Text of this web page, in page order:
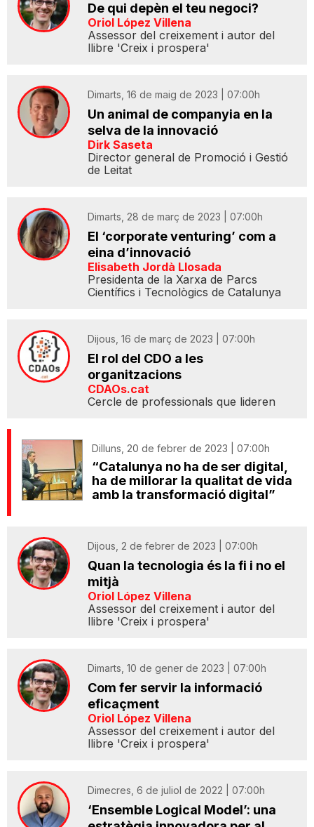
De qui depèn el teu negoci?
Oriol López Villena
Assessor del creixement i autor del
llibre 'Creix i prospera'
Dimarts, 16 de maig de 2023 | 07:00h
Un animal de companyia en la
selva de la innovació
Dirk Saseta
Director general de Promoció i Gestió
de Leitat
Dimarts, 28 de març de 2023 | 07:00h
El ‘corporate venturing’ com a
eina d’innovació
Elisabeth Jordà Llosada
Presidenta de la Xarxa de Parcs
Científics i Tecnològics de Catalunya
Dijous, 16 de març de 2023 | 07:00h
El rol del CDO a les
organitzacions
CDAOs.cat
Cercle de professionals que lideren
Dilluns, 20 de febrer de 2023 | 07:00h
“Catalunya no ha de ser digital,
ha de millorar la qualitat de vida
amb la transformació digital”
Dijous, 2 de febrer de 2023 | 07:00h
Quan la tecnologia és la fi i no el
mitjà
Oriol López Villena
Assessor del creixement i autor del
llibre 'Creix i prospera'
Dimarts, 10 de gener de 2023 | 07:00h
Com fer servir la informació
eficaçment
Oriol López Villena
Assessor del creixement i autor del
llibre 'Creix i prospera'
Dimecres, 6 de juliol de 2022 | 07:00h
‘Ensemble Logical Model’: una